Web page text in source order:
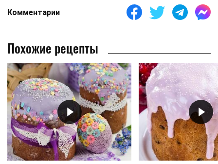
Комментарии
Похожие рецепты